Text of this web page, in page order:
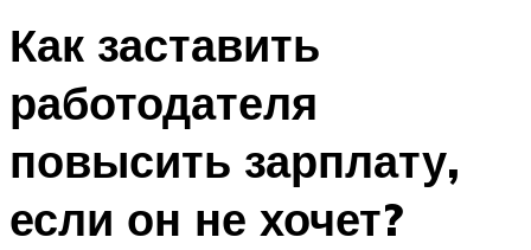
Как заставить
работодателя
повысить зарплату,
если он не хочет?